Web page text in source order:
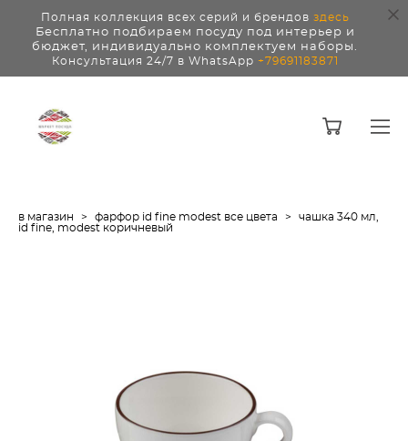
Полная коллекция всех серий и брендов здесь
Бесплатно подбираем посуду под интерьер и
бюджет, индивидуально комплектуем наборы.
Консультация 24/7 в WhatsApp +79691183871
в магазин > фарфор id fine modest все цвета >
чашка 340 мл,
id fine, modest коричневый